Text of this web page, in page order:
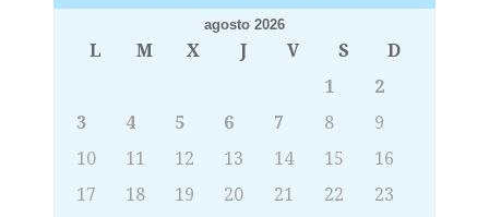
agosto 2026
L M X J V S
D
1
2
3
4 5 6 7 8
9
10
11 12 13 14 15
16
17
18 19 20 21 22
23